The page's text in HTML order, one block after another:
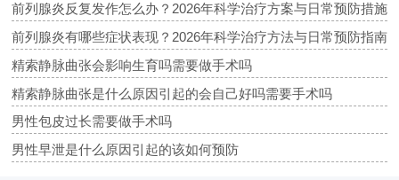
前列腺炎反复发作怎么办？2026年科学治疗方案与日常预防措施
前列腺炎有哪些症状表现？2026年科学治疗方法与日常预防指南
精索静脉曲张会影响生育吗需要做手术吗
精索静脉曲张是什么原因引起的会自己好吗需要手术吗
男性包皮过长需要做手术吗
男性早泄是什么原因引起的该如何预防